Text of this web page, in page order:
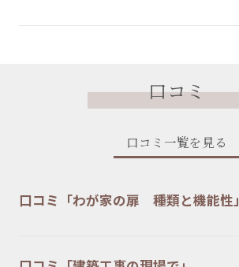
口コミ
口コミ一覧を見る
口コミ「わが家の扉 種類と機能性」